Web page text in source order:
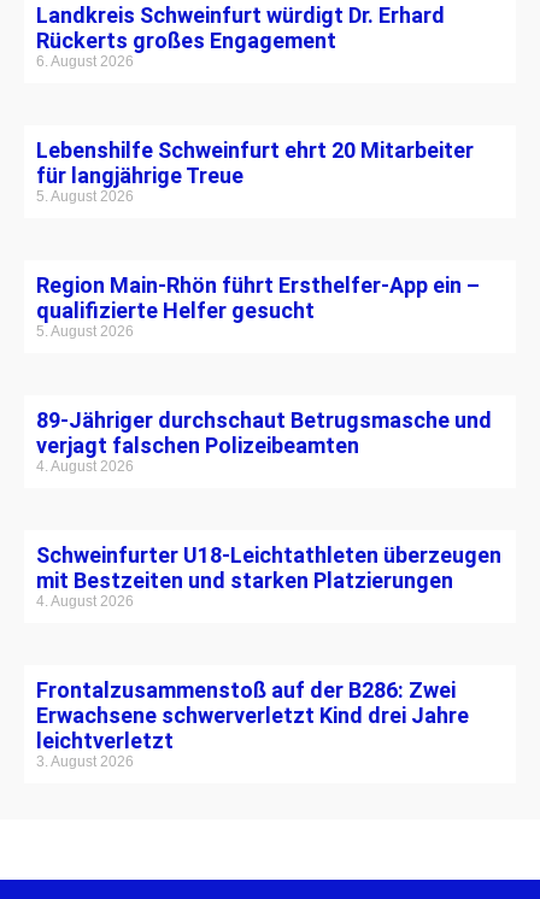
Landkreis Schweinfurt würdigt Dr. Erhard
Rückerts großes Engagement
6. August 2026
Lebenshilfe Schweinfurt ehrt 20 Mitarbeiter
für langjährige Treue
5. August 2026
Region Main-Rhön führt Ersthelfer-App ein –
qualifizierte Helfer gesucht
5. August 2026
89-Jähriger durchschaut Betrugsmasche und
verjagt falschen Polizeibeamten
4. August 2026
Schweinfurter U18-Leichtathleten überzeugen
mit Bestzeiten und starken Platzierungen
4. August 2026
Frontalzusammenstoß auf der B286: Zwei
Erwachsene schwerverletzt Kind drei Jahre
leichtverletzt
3. August 2026